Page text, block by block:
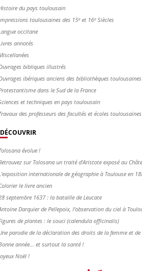
du pays toulousain
toulousaines des 15ᵉ et 16ᵉ Siècles
occitane
annotés
bibliques illustrés
ibériques anciens des bibliothèques toulousaines
dans le Sud de la France
et techniques en pays toulousain
des professeurs des facultés et écoles toulousaines
DÉCOUVRIR
évolue !
sur Tolosana un traité d'Aristote exposé au
internationale de géographie à Toulouse en
le livre ancien
septembre 1637 : la bataille de Leucate
Darquier de Pellepoix, l’observation du ciel à
de plantes : le souci (calendula officinalis)
parodie de la déclaration des droits de la femme et de
année... et surtout la santé !
Noël !